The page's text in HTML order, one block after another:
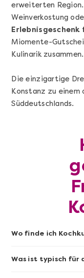
erweiterten Region.
Weinverkostung
Erlebnisgeschenk
Miomente-
Kulinarik zusammen.
Die einzigartige
Konstanz zu
Süddeutschlands.
Wo finde ich
Was ist typisch für